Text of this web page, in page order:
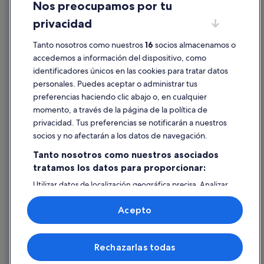
Curveiro hoteles
Cabañas en Barreiros
Hoteles cerca de Santo Estevo do Ermo
Campings de caravanas en San Pedro de Benquerencia
Hoteles de 3 estrellas en Lourenzá
Hoteles con spa en Barreiros
Condiciones de uso
Información legal/contacto
Pautas sobre el contenido y cómo denunciar contenido
Ayuda
Cancelar un vuelo
Cancelar una reserva de hotel o de un alquiler vacacional
Plazos de reembolso
Utilizar un cupón de Expedia
Documentos para viajes internacionales
© 2026 Expedia, Inc., una empresa de Expedia Group. Todos los
derechos reservados. Expedia y el logotipo de Expedia son marcas
comerciales o marcas comerciales registradas de Expedia, Inc.
Nos preocupamos por tu
privacidad
Tanto nosotros como nuestros16 socios almacenamos o
accedemos a información del dispositivo, como
identificadores únicos en las cookies para tratar datos
personales. Puedes aceptar o administrar tus
preferencias haciendo clic abajo o, en cualquier
momento, a través de la página de la política de
privacidad. Tus preferencias se notificarán a nuestros
socios y no afectarán a los datos de navegación.
Tanto nosotros como nuestros asociados
tratamos los datos para proporcionar:
Utilizar datos de localización geográfica precisa. Analizar
activamente las características del dispositivo para su
identificación. Almacenar la información en un dispositivo
y/o acceder a ella. Publicidad y contenido personalizados,
medición de publicidad y contenido, investigación de
audiencia y desarrollo de servicios.
Lista de asociados (proveedores)
Rechazarlas todas
Acepto